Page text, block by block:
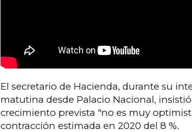
El secretario de Hacienda, durante su
matutina desde Palacio Nacional,
crecimiento prevista "no es muy
contracción estimada en 2020 del 8 %.